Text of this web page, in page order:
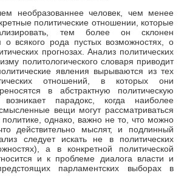
необразованнее человек, чем менее
политические отношении, которые
тем более он склонен
о всякого рода пустых возможностях, о
прогнозах. Анализ политических
политологического словаря приводит
явления вырываются из тех
отношений, в которых они
в абстрактную политическую
парадокс, когда наиболее
вещи могут рассматриваться
однако, важно не то, что можно
действительно мыслят, и подлинный
следует искать не в политических
а в конкретной политической
и к проблеме диалога власти и
парламентских выборах в